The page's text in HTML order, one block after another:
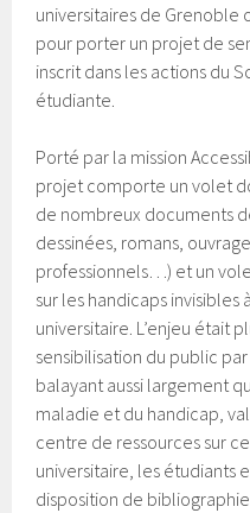
universitaires de Grenoble
pour porter un projet de
inscrit dans les actions du
étudiante.
Porté par la mission
projet comporte un volet
de nombreux documents
dessinées, romans,
professionnels…) et un
sur les handicaps
universitaire. L’enjeu était
sensibilisation du public
balayant aussi largement
maladie et du handicap,
centre de ressources sur
universitaire, les étudiants
disposition de